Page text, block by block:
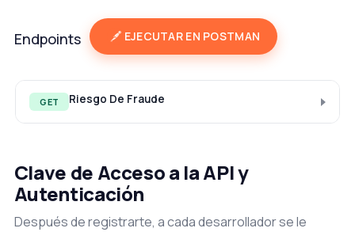
Endpoints EJECUTAR EN POSTMAN
GET Riesgo De Fraude
Clave de Acceso a la API y
Autenticación
Después de registrarte, a cada desarrollador se le